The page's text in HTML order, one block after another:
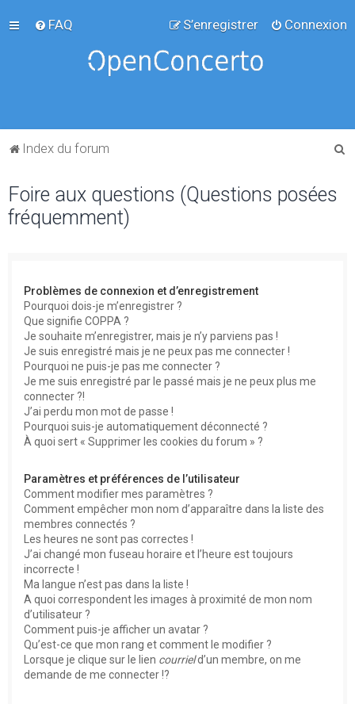
FAQ Connexion
S’enregistrer
Index du forum
Foire aux questions (Questions posées
fréquemment)
Problèmes de connexion et d’enregistrement
Pourquoi dois-je m’enregistrer ?
Que signifie COPPA ?
Je souhaite m’enregistrer, mais je n’y parviens pas !
Je suis enregistré mais je ne peux pas me connecter !
Pourquoi ne puis-je pas me connecter ?
Je me suis enregistré par le passé mais je ne peux plus me
connecter ?!
J’ai perdu mon mot de passe !
Pourquoi suis-je automatiquement déconnecté ?
À quoi sert « Supprimer les cookies du forum » ?
Paramètres et préférences de l’utilisateur
Comment modifier mes paramètres ?
Comment empêcher mon nom d’apparaître dans la liste des
membres connectés ?
Les heures ne sont pas correctes !
J’ai changé mon fuseau horaire et l’heure est toujours
incorrecte !
Ma langue n’est pas dans la liste !
A quoi correspondent les images à proximité de mon nom
d’utilisateur ?
Comment puis-je afficher un avatar ?
Qu’est-ce que mon rang et comment le modifier ?
Lorsque je clique sur le lien courrield’un membre, on me
demande de me connecter !?